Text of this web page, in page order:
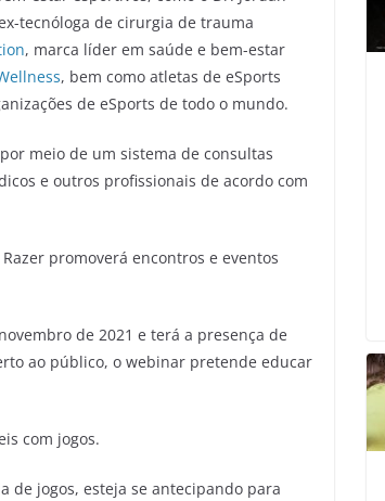
tecnóloga de cirurgia de trauma
, marca líder em saúde e bem-estar
, bem como atletas de eSports
de eSports de todo o mundo.
meio de um sistema de consultas
e outros profissionais de acordo com
promoverá encontros e eventos
de 2021 e terá a presença de
ao público, o webinar pretende educar
com jogos.
de jogos, esteja se antecipando para